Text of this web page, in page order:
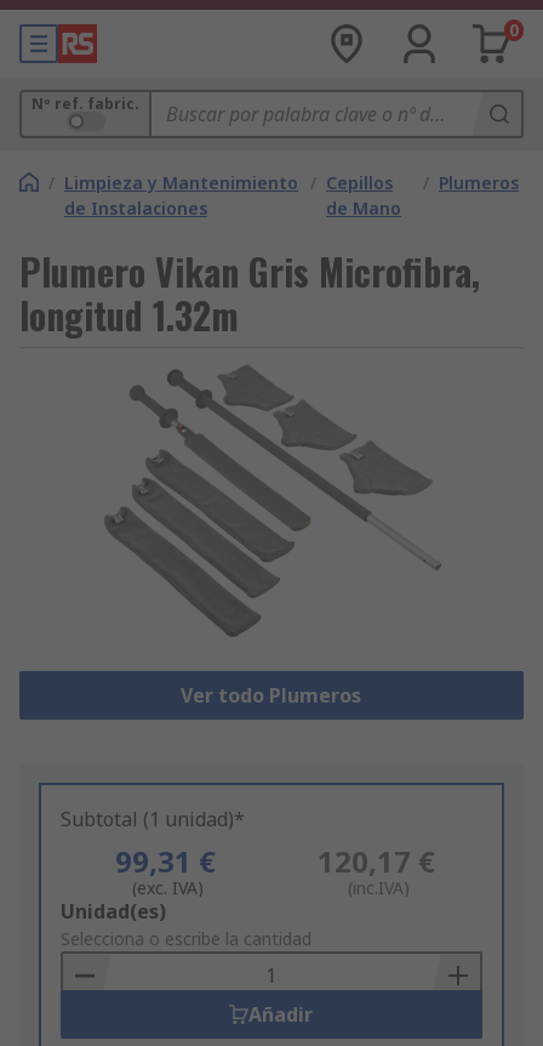
0
Nº ref. fabric.
/ Limpieza y Mantenimiento
de Instalaciones
/ Cepillos
de Mano
/ Plumeros
Plumero Vikan Gris Microfibra,
longitud 1.32m
Ver todo Plumeros
Subtotal (1 unidad)*
99,31 €
(exc. IVA)
120,17 €
(inc.IVA)
Add
to
Basket
Unidad(es)
Selecciona o escribe la cantidad
Añadir